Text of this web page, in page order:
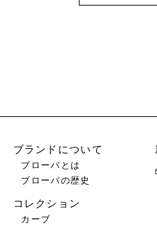
ブランドについて
ブローバとは
ブローバの歴史
コレクション
カーブ